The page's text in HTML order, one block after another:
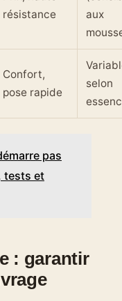
résistance
aux
Confort,
pose rapide
selon
pas
tests et
: garantir